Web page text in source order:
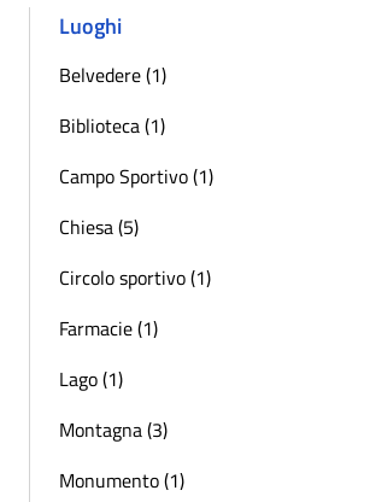
Luoghi
Belvedere (1)
Biblioteca (1)
Campo Sportivo (1)
Chiesa (5)
Circolo sportivo (1)
Farmacie (1)
Lago (1)
Montagna (3)
Monumento (1)